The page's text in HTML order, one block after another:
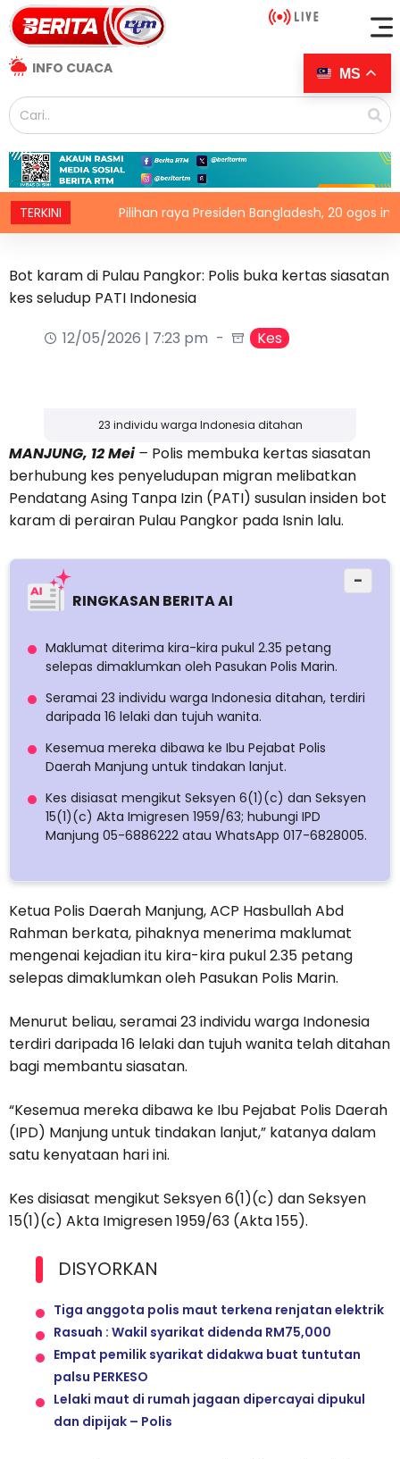
INFO CUACA
TERKINI Pilihan raya Presiden Bangladesh, 20 ogos ini
Bot karam di Pulau Pangkor: Polis buka kertas siasatan
kes seludup PATI Indonesia
12/05/2026 | 7:23 pm
Kes
23 individu warga Indonesia ditahan
MANJUNG, 12 Mei– Polis membuka kertas siasatan
berhubung kes penyeludupan migran melibatkan
Pendatang Asing Tanpa Izin (PATI) susulan insiden bot
karam di perairan Pulau Pangkor pada Isnin lalu.
RINGKASAN BERITA AI
−
Maklumat diterima kira-kira pukul 2.35 petang
selepas dimaklumkan oleh Pasukan Polis Marin.
Seramai 23 individu warga Indonesia ditahan, terdiri
daripada 16 lelaki dan tujuh wanita.
Kesemua mereka dibawa ke Ibu Pejabat Polis
Daerah Manjung untuk tindakan lanjut.
Kes disiasat mengikut Seksyen 6(1)(c) dan Seksyen
15(1)(c) Akta Imigresen 1959/63; hubungi IPD
Manjung 05-6886222 atau WhatsApp 017-6828005.
Ketua Polis Daerah Manjung, ACP Hasbullah Abd
Rahman berkata, pihaknya menerima maklumat
mengenai kejadian itu kira-kira pukul 2.35 petang
selepas dimaklumkan oleh Pasukan Polis Marin.
Menurut beliau, seramai 23 individu warga Indonesia
terdiri daripada 16 lelaki dan tujuh wanita telah ditahan
bagi membantu siasatan.
“Kesemua mereka dibawa ke Ibu Pejabat Polis Daerah
(IPD) Manjung untuk tindakan lanjut,” katanya dalam
satu kenyataan hari ini.
Kes disiasat mengikut Seksyen 6(1)(c) dan Seksyen
15(1)(c) Akta Imigresen 1959/63 (Akta 155).
DISYORKAN
Tiga anggota polis maut terkena renjatan elektrik
Rasuah : Wakil syarikat didenda RM75,000
Empat pemilik syarikat didakwa buat tuntutan
palsu PERKESO
Lelaki maut di rumah jagaan dipercayai dipukul
dan dipijak – Polis
MS